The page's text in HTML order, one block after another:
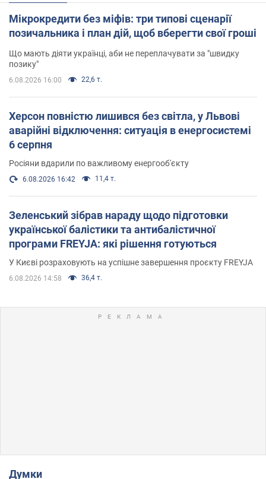
Мікрокредити без міфів: три типові сценарії
позичальника і план дій, щоб вберегти свої гроші
Що мають діяти українці, аби не переплачувати за "швидку
позику"
6.08.2026 16:00 22,6 т.
Херсон повністю лишився без світла, у Львові
аварійні відключення: ситуація в енергосистемі
6 серпня
Росіяни вдарили по важливому енергооб'єкту
6.08.2026 16:42 11,4 т.
Зеленський зібрав нараду щодо підготовки
української балістики та антибалістичної
програми FREYJA: які рішення готуються
У Києві розраховують на успішне завершення проєкту FREYJA
6.08.2026 14:58 36,4 т.
Думки